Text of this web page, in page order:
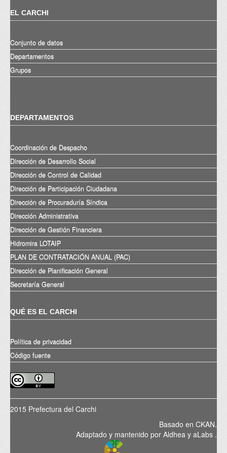
EL CARCHI
Conjunto de datos
Departamentos
Grupos
DEPARTAMENTOS
Coordinación de Despacho
Dirección de Desarrollo Social
Dirección de Control de Calidad
Dirección de Participación Ciudadana
Dirección de Procuraduría Síndica
Dirección Administrativa
Dirección de Gestión Financiera
Hidromira LOTAIP
PLAN DE CONTRATACIÓN ANUAL (PAC)
Dirección de Planificación General
Secretaría General
QUÉ ES EL CARCHI
Política de privacidad
Código fuente
2015 Prefectura del Carchi
Basado en CKAN.
Adaptado y mantenido por Aldhea y aLabs .